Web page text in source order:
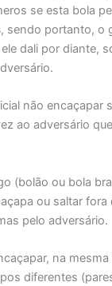
se esta bola
, sendo portanto, o
dali por diante,
não encaçapar
ao adversário
(bolão ou bola
ou saltar fora
pelo adversário.
na
diferentes